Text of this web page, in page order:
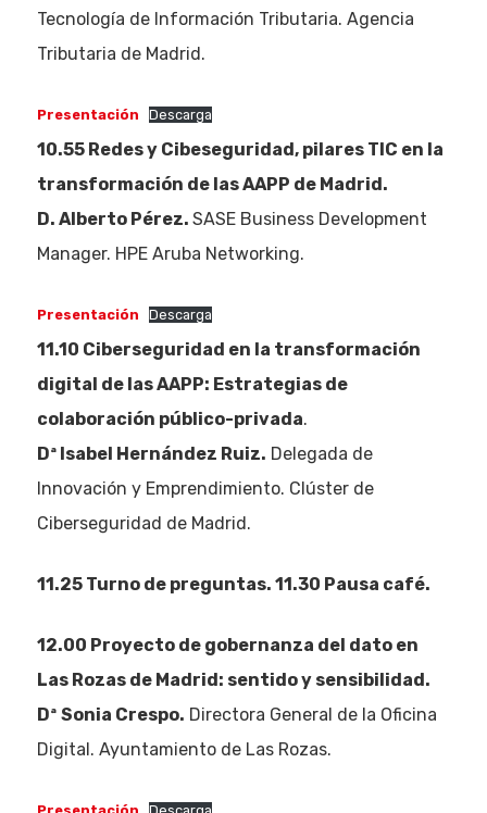
Tecnología de Información Tributaria. Agencia
Tributaria de Madrid.
Presentación Descarga
10.55 Redes y Cibeseguridad, pilares TIC en la
transformación de las AAPP de Madrid.
D. Alberto Pérez. SASE Business Development
Manager. HPE Aruba Networking.
Presentación Descarga
11.10 Ciberseguridad en la transformación
digital de las AAPP: Estrategias de
colaboración público-privada.
Dª Isabel Hernández Ruiz. Delegada de
Innovación y Emprendimiento. Clúster de
Ciberseguridad de Madrid.
11.25 Turno de preguntas. 11.30 Pausa café.
12.00 Proyecto de gobernanza del dato en
Las Rozas de Madrid: sentido y sensibilidad.
Dª Sonia Crespo. Directora General de la Oficina
Digital. Ayuntamiento de Las Rozas.